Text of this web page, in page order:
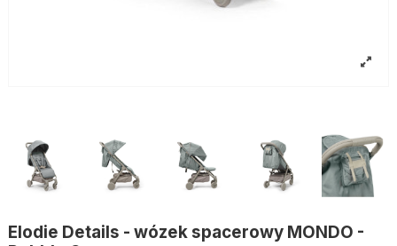
Elodie Details - wózek spacerowy MONDO -